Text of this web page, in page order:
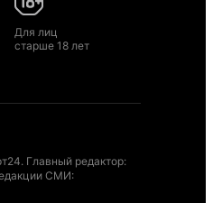
Для лиц
старше 18 лет
Главный редактор:
СМИ: